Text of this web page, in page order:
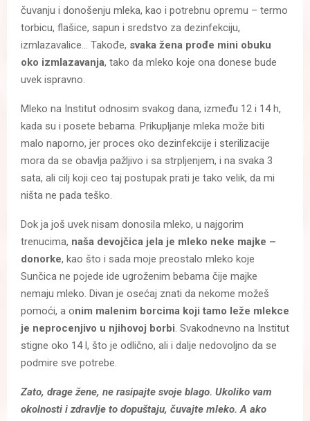
čuvanju i donošenju mleka, kao i potrebnu opremu – termo
torbicu, flašice, sapun i sredstvo za dezinfekciju,
izmlazavalice… Takođe, svaka žena prođe mini obuku
oko izmlazavanja, tako da mleko koje ona donese bude
uvek ispravno.
Mleko na Institut odnosim svakog dana, između 12 i 14 h,
kada su i posete bebama. Prikupljanje mleka može biti
malo naporno, jer proces oko dezinfekcije i sterilizacije
mora da se obavlja pažljivo i sa strpljenjem, i na svaka 3
sata, ali cilj koji ceo taj postupak prati je tako velik, da mi
ništa ne pada teško.
Dok ja još uvek nisam donosila mleko, u najgorim
trenucima, naša devojčica jela je mleko neke majke –
donorke, kao što i sada moje preostalo mleko koje
Sunčica ne pojede ide ugroženim bebama čije majke
nemaju mleko. Divan je osećaj znati da nekome možeš
pomoći, a onim malenim borcima koji tamo leže mlekce
je neprocenjivo u njihovoj borbi. Svakodnevno na Institut
stigne oko 14 l, što je odlično, ali i dalje nedovoljno da se
podmire sve potrebe.
Zato, drage žene, ne rasipajte svoje blago. Ukoliko vam
okolnosti i zdravlje to dopuštaju, čuvajte mleko. A ako